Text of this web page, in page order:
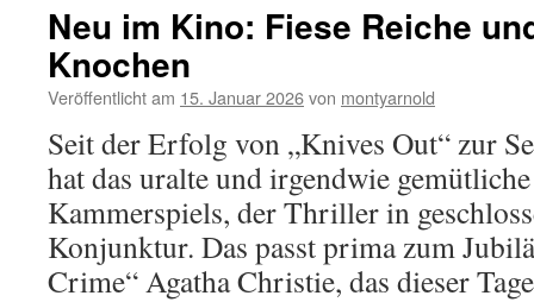
Neu im Kino: Fiese Reiche
Knochen
Veröffentlicht am 15. Januar 2026von montyarnold
Seit der Erfolg von „Knives Out“ zur
hat das uralte und irgendwie
Kammerspiels, der Thriller in
Konjunktur. Das passt prima zum
Crime“ Agatha Christie, das dieser